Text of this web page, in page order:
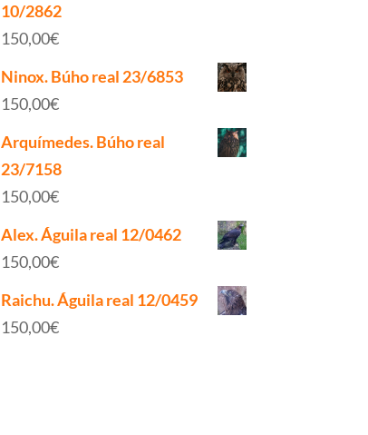
10/2862
150,00€
Ninox. Búho real 23/6853
150,00€
Arquímedes. Búho real
23/7158
150,00€
Alex. Águila real 12/0462
150,00€
Raichu. Águila real 12/0459
150,00€